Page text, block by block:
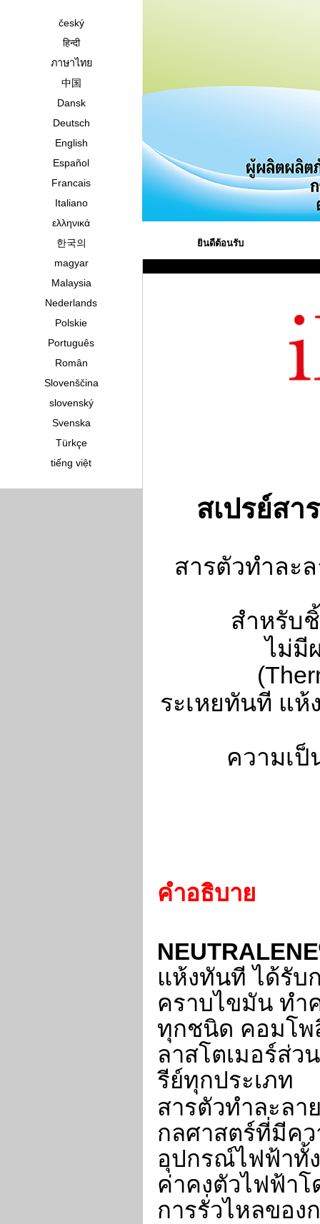
český
हिन्दी
ภาษาไทย
中国
Dansk
Deutsch
English
Español
Francais
Italiano
ελληνικά
한국의
magyar
Malaysia
Nederlands
Polskie
Português
Român
Slovenščina
slovenský
Svenska
Türkçe
tiếng việt
ยินดีต้อนรับ
สเปรย์ส
สารตัวทำละ
สำหรับ
ไม่มี
ระเหยทันที แ
ความเป็
คำอธิบาย
NEUTRALENE
แห้งทันที ได้รับ
คราบไขมัน ทำ
ทุกชนิด คอมโพ
ลาสโตเมอร์ส่
รีย์ทุกประเภท
สารตัวทำละล
กลศาสตร์ที่มีค
อุปกรณ์ไฟฟ้าทั้
ค่าคงตัวไฟฟ้าโ
การรั่วไหลของ